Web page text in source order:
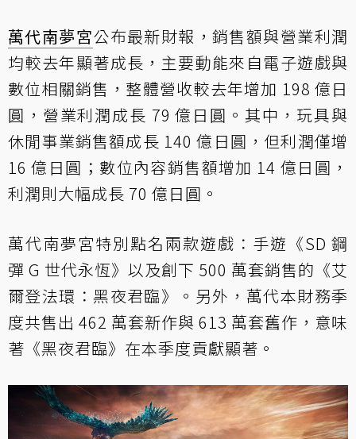
萬代南夢宮公布最新財報，銷售額與營業利潤
均較去年顯著成長，主要動能來自電子遊戲與
數位相關銷售，整體營收較去年增加 198 億日
圓，營業利潤成長 79 億日圓。其中，玩具與
休閒事業銷售額成長 140 億日圓，但利潤僅增
16 億日圓；數位內容銷售額增加 14 億日圓，
利潤則大幅成長 70 億日圓。
萬代南夢宮特別點名兩款遊戲：手遊《SD 鋼
彈 G 世代永恆》以及創下 500 萬套銷售的《艾
爾登法環：黑夜君臨》。另外，萬代本財務季
度共售出 462 萬套新作與 613 萬套舊作，意味
著《黑夜君臨》在本季度貢獻顯著。